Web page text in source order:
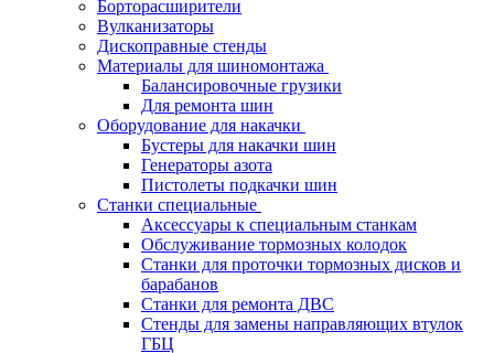
Борторасширители
Вулканизаторы
Дископравные стенды
Материалы для шиномонтажа
Балансировочные грузики
Для ремонта шин
Оборудование для накачки
Бустеры для накачки шин
Генераторы азота
Пистолеты подкачки шин
Станки специальные
Аксессуары к специальным станкам
Обслуживание тормозных колодок
Станки для проточки тормозных дисков и
барабанов
Станки для ремонта ДВС
Стенды для замены направляющих втулок
ГБЦ